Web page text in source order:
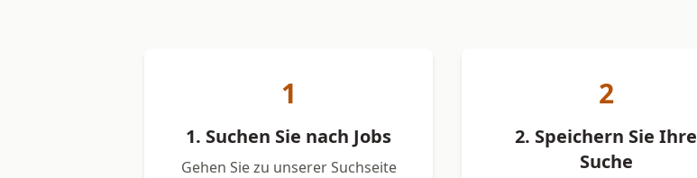
1
1. Suchen Sie nach Jobs
Gehen Sie zu unserer Suchseite
2
2. Speichern Sie Ihre
Suche